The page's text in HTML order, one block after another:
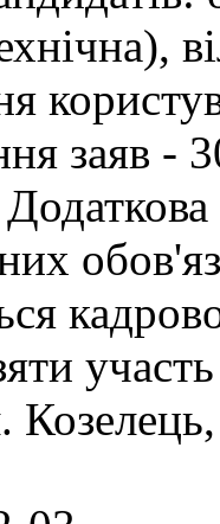
заяв -
участь